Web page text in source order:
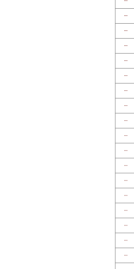
－
－
－
－
－
－
－
－
－
－
－
－
－
－
－
－
－